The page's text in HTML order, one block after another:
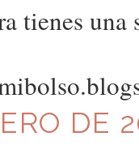
tienes una
DE